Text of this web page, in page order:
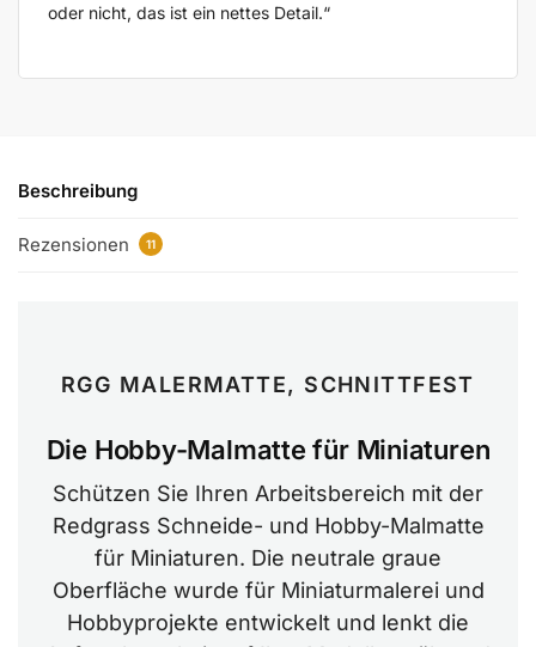
oder nicht, das ist ein nettes Detail.“
Beschreibung
Rezensionen 11
RGG MALERMATTE, SCHNITTFEST
Die Hobby-Malmatte für Miniaturen
Schützen Sie Ihren Arbeitsbereich mit der
Redgrass Schneide- und Hobby-Malmatte
für Miniaturen. Die neutrale graue
Oberfläche wurde für Miniaturmalerei und
Hobbyprojekte entwickelt und lenkt die